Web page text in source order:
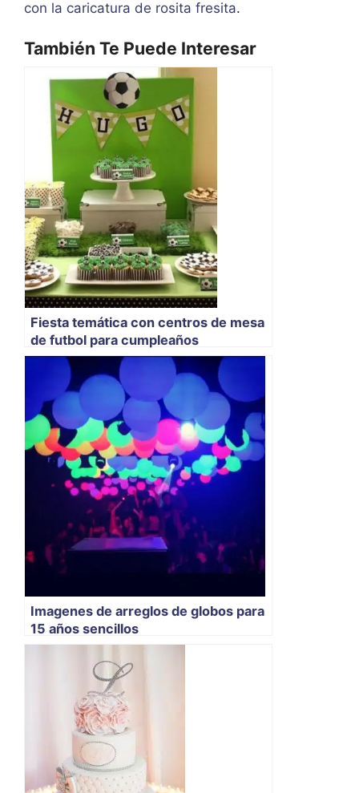
con la caricatura de rosita fresita.
También Te Puede Interesar
Fiesta temática con centros de mesa
de futbol para cumpleaños
Imagenes de arreglos de globos para
15 años sencillos